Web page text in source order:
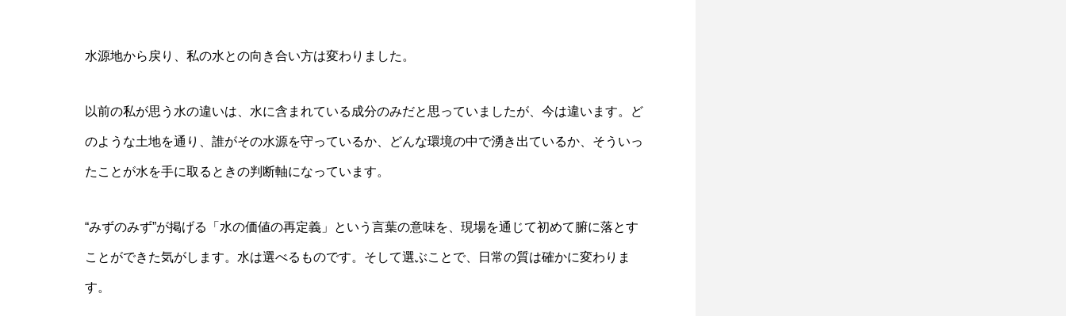
水源地から戻り、私の水との向き合い方は変わりました。
以前の私が思う水の違いは、水に含まれている成分のみだと思っていましたが、今は違います。ど
のような土地を通り、誰がその水源を守っているか、どんな環境の中で湧き出ているか、そういっ
たことが水を手に取るときの判断軸になっています。
“みずのみず”が掲げる「水の価値の再定義」という言葉の意味を、現場を通じて初めて腑に落とす
ことができた気がします。水は選べるものです。そして選ぶことで、日常の質は確かに変わりま
す。